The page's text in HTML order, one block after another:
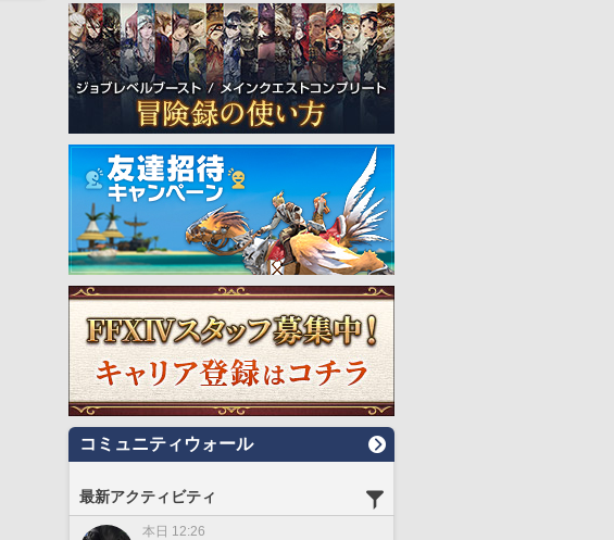
コミュニティウォール
最新アクティビティ
本日 12:26